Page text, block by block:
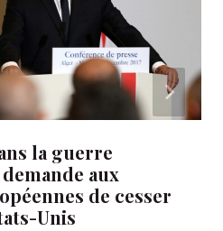
la guerre
aux
de cesser
Unis